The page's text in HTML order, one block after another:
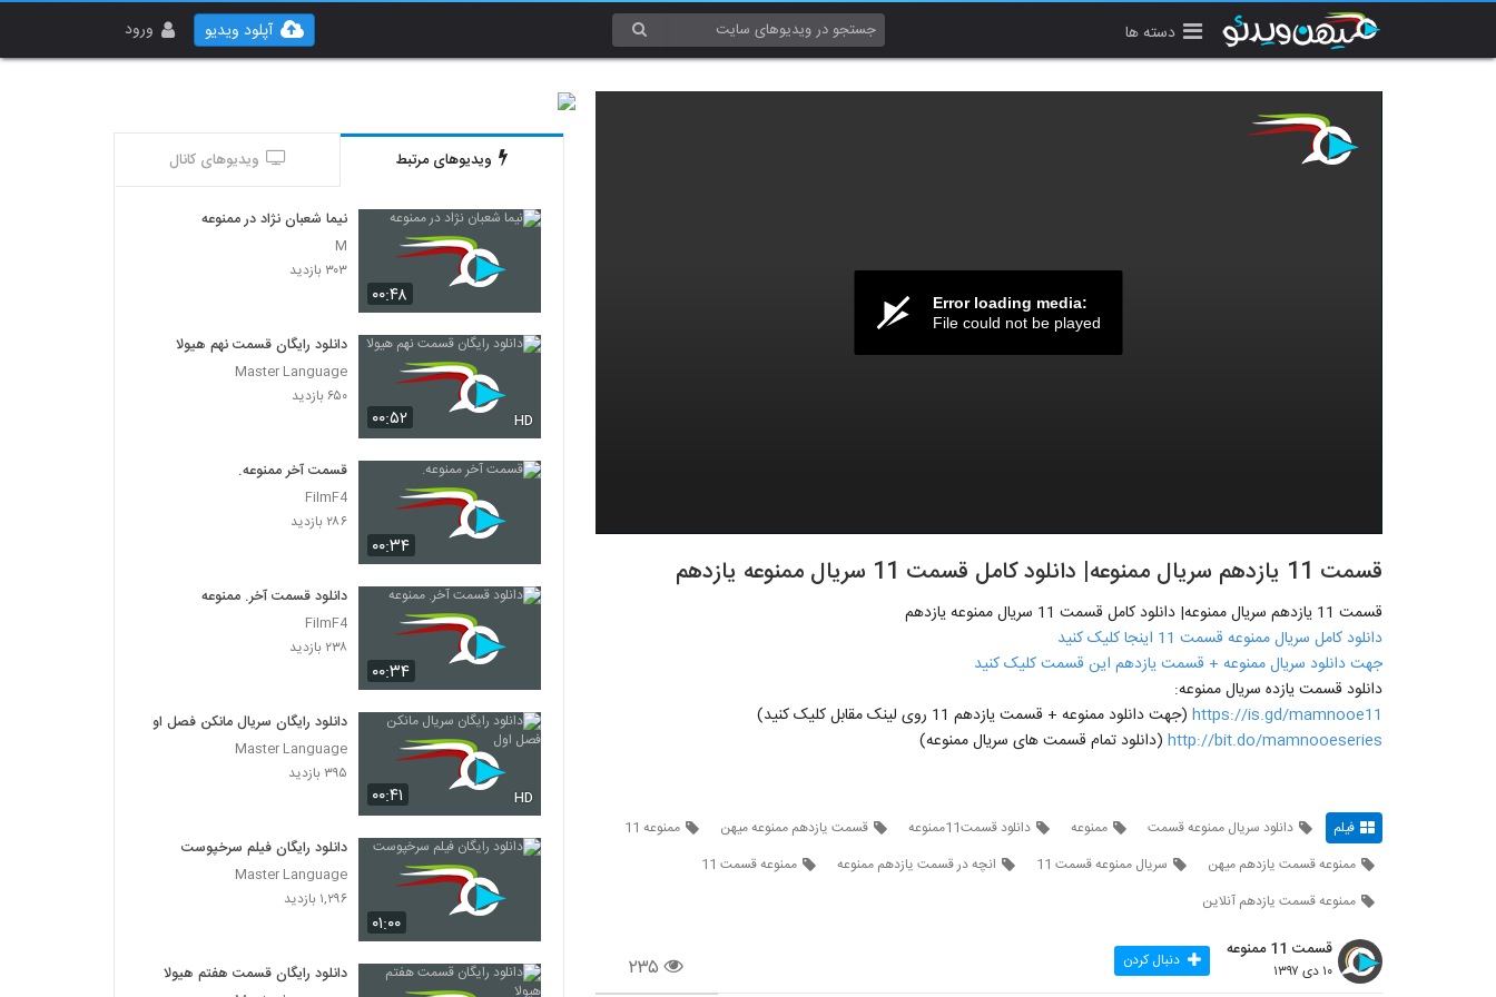
دسته ها ورود آپلود ویدیو
Error loading media:
File could not be played
قسمت 11 یازدهم سریال ممنوعه| دانلود کامل قسمت 11 سریال ممنوعه یازدهم
قسمت 11 یازدهم سریال ممنوعه| دانلود کامل قسمت 11 سریال ممنوعه یازدهم
دانلود کامل سریال ممنوعه قسمت 11 اینجا کلیک کنید
جهت دانلود سریال ممنوعه + قسمت یازدهم این قسمت کلیک کنید
دانلود قسمت یازده سریال ممنوعه:
https://is.gd/mamnooe11 (جهت دانلود ممنوعه + قسمت یازدهم 11 روی لینک مقابل کلیک کنید)
http://bit.do/mamnooeseries (دانلود تمام قسمت های سریال ممنوعه)
فیلم دانلود سریال ممنوعه قسمت ممنوعه دانلود قسمت11ممنوعه قسمت یازدهم ممنوعه میهن
ممنوعه 11
ممنوعه قسمت یازدهم میهن
سریال ممنوعه قسمت 11 انچه در قسمت یازدهم ممنوعه
ممنوعه قسمت 11
ممنوعه قسمت یازدهم آنلاین
۲۳۵
قسمت 11 ممنوعه
۱۰ دی ۱۳۹۷ دنبال کردن
ویدیوهای مرتبط ویدیوهای کانال
۰۰:۴۸
نیما شعبان نژاد در ممنوعه
M
۳۰۳ بازدید
۰۰:۵۲ HD
دانلود رایگان قسمت نهم هیولا
Master Language
۶۵۰ بازدید
۰۰:۳۴
قسمت آخر ممنوعه.
FilmF4
۲۸۶ بازدید
۰۰:۳۴
دانلود قسمت آخر. ممنوعه
FilmF4
۲۳۸ بازدید
۰۰:۴۱ HD
دانلود رایگان سریال مانکن فصل اول
Master Language
۳۹۵ بازدید
۰۱:۰۰
دانلود رایگان فیلم سرخپوست
Master Language
۱,۲۹۶ بازدید
دانلود رایگان قسمت هفتم هیولا